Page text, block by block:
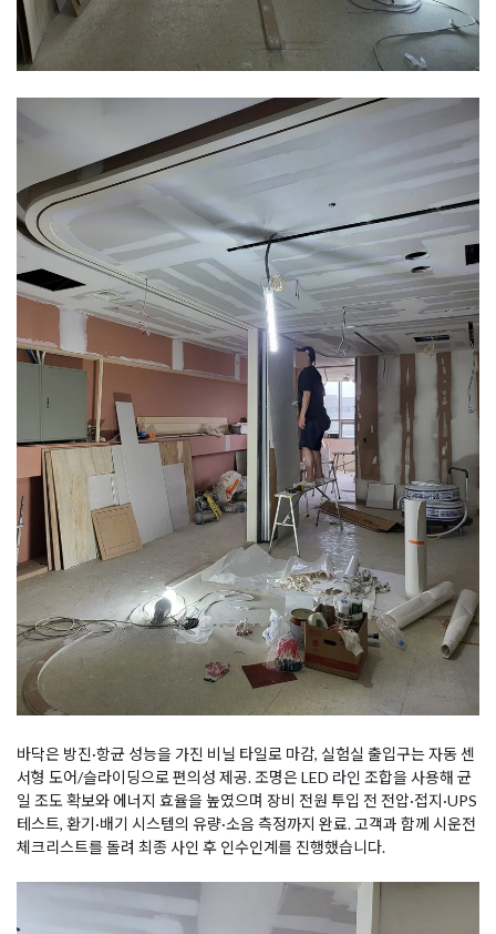
바닥은 방진·항균 성능을 가진 비닐 타일로 마감, 실험실 출입구는 자동 센
서형 도어/슬라이딩으로 편의성 제공. 조명은 LED 라인 조합을 사용해 균
일 조도 확보와 에너지 효율을 높였으며 장비 전원 투입 전 전압·접지·UPS
테스트, 환기·배기 시스템의 유량·소음 측정까지 완료. 고객과 함께 시운전
체크리스트를 돌려 최종 사인 후 인수인계를 진행했습니다.